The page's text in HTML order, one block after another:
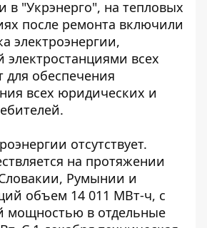
в "Укрэнерго", на тепловых
после ремонта включили
электроэнергии,
электростанциями всех
для обеспечения
всех юридических и
отсутствует.
на протяжении
Румынии и
объем 14 011 МВт-ч, с
мощностью в отдельные